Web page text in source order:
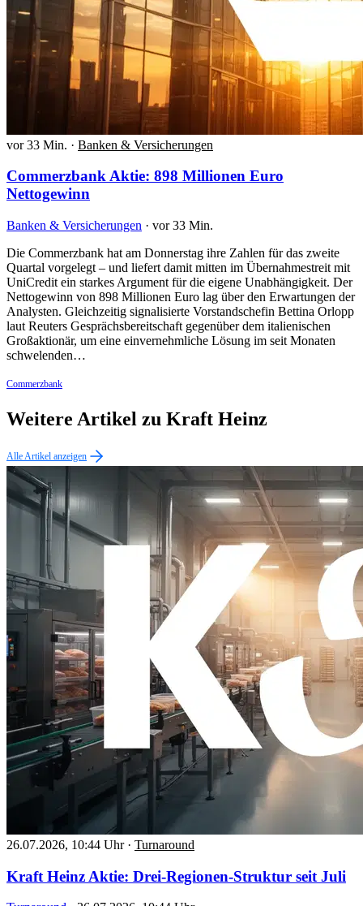
vor 33 Min. · Banken & Versicherungen
Commerzbank Aktie: 898 Millionen Euro
Nettogewinn
Banken & Versicherungen · vor 33 Min.
Die Commerzbank hat am Donnerstag ihre Zahlen für das zweite
Quartal vorgelegt – und liefert damit mitten im Übernahmestreit mit
UniCredit ein starkes Argument für die eigene Unabhängigkeit. Der
Nettogewinn von 898 Millionen Euro lag über den Erwartungen der
Analysten. Gleichzeitig signalisierte Vorstandschefin Bettina Orlopp
laut Reuters Gesprächsbereitschaft gegenüber dem italienischen
Großaktionär, um eine einvernehmliche Lösung im seit Monaten
schwelenden…
Commerzbank
Weitere Artikel zu Kraft Heinz
Alle Artikel anzeigen
26.07.2026, 10:44 Uhr · Turnaround
Kraft Heinz Aktie: Drei-Regionen-Struktur seit Juli